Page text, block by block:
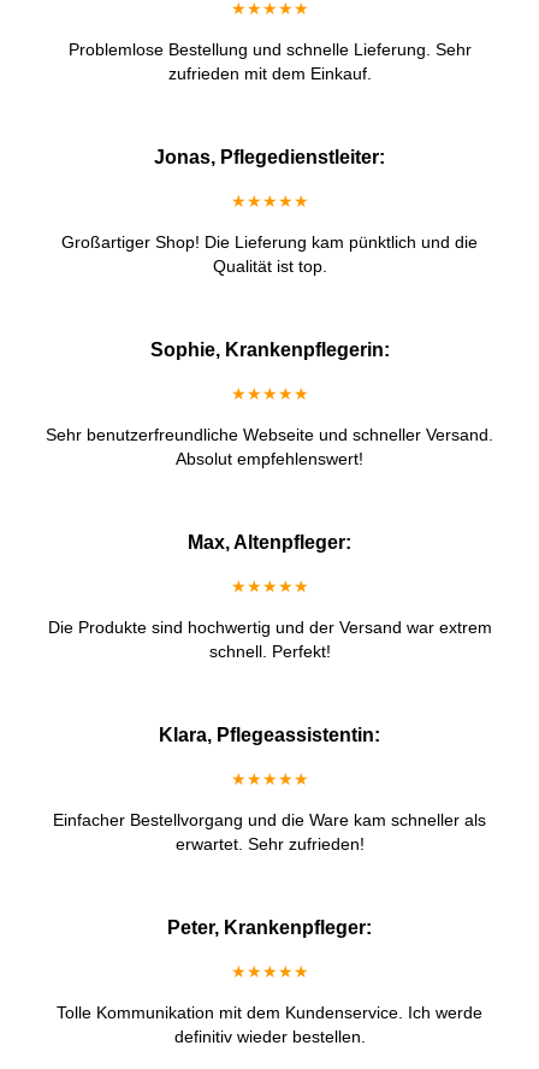
★★★★★
Problemlose Bestellung und schnelle Lieferung. Sehr
zufrieden mit dem Einkauf.
Jonas, Pflegedienstleiter:
★★★★★
Großartiger Shop! Die Lieferung kam pünktlich und die
Qualität ist top.
Sophie, Krankenpflegerin:
★★★★★
Sehr benutzerfreundliche Webseite und schneller Versand.
Absolut empfehlenswert!
Max, Altenpfleger:
★★★★★
Die Produkte sind hochwertig und der Versand war extrem
schnell. Perfekt!
Klara, Pflegeassistentin:
★★★★★
Einfacher Bestellvorgang und die Ware kam schneller als
erwartet. Sehr zufrieden!
Peter, Krankenpfleger:
★★★★★
Tolle Kommunikation mit dem Kundenservice. Ich werde
definitiv wieder bestellen.